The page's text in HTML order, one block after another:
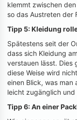
klemmt zwischen
so das Austreten der
Tipp 5:Kleidung
Spätestens seit der
dass sich Kleidung
verstauen lässt. Dies
diese Weise wird
einen Blick, was man
leicht zugänglich
Tipp 6: An einer